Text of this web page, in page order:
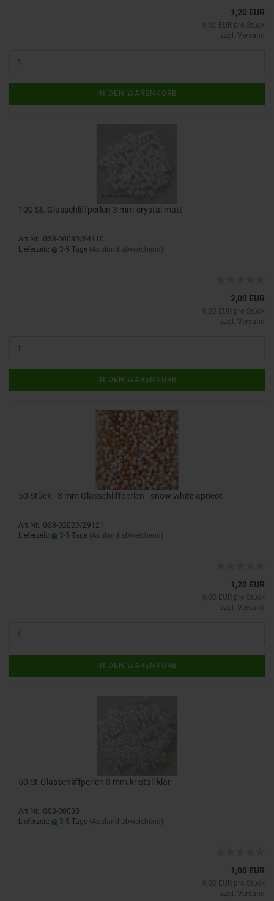
1,20 EUR
0,02 EUR pro Stück
zzgl. Versand
IN DEN WARENKORB
100 St. Glasschliffperlen 3 mm-crystal matt
Art.Nr.: GS3-00030/84110
Lieferzeit:
3-5 Tage (Ausland abweichend)
2,00 EUR
0,02 EUR pro Stück
zzgl. Versand
IN DEN WARENKORB
50 Stück - 3 mm Glasschliffperlen - snow white apricot
Art.Nr.: GS3-02020/29121
Lieferzeit:
3-5 Tage (Ausland abweichend)
1,20 EUR
0,02 EUR pro Stück
zzgl. Versand
IN DEN WARENKORB
50 St.Glasschliffperlen 3 mm-kristall klar
Art.Nr.: GS3-00030
Lieferzeit:
3-5 Tage (Ausland abweichend)
1,00 EUR
0,02 EUR pro Stück
zzgl. Versand